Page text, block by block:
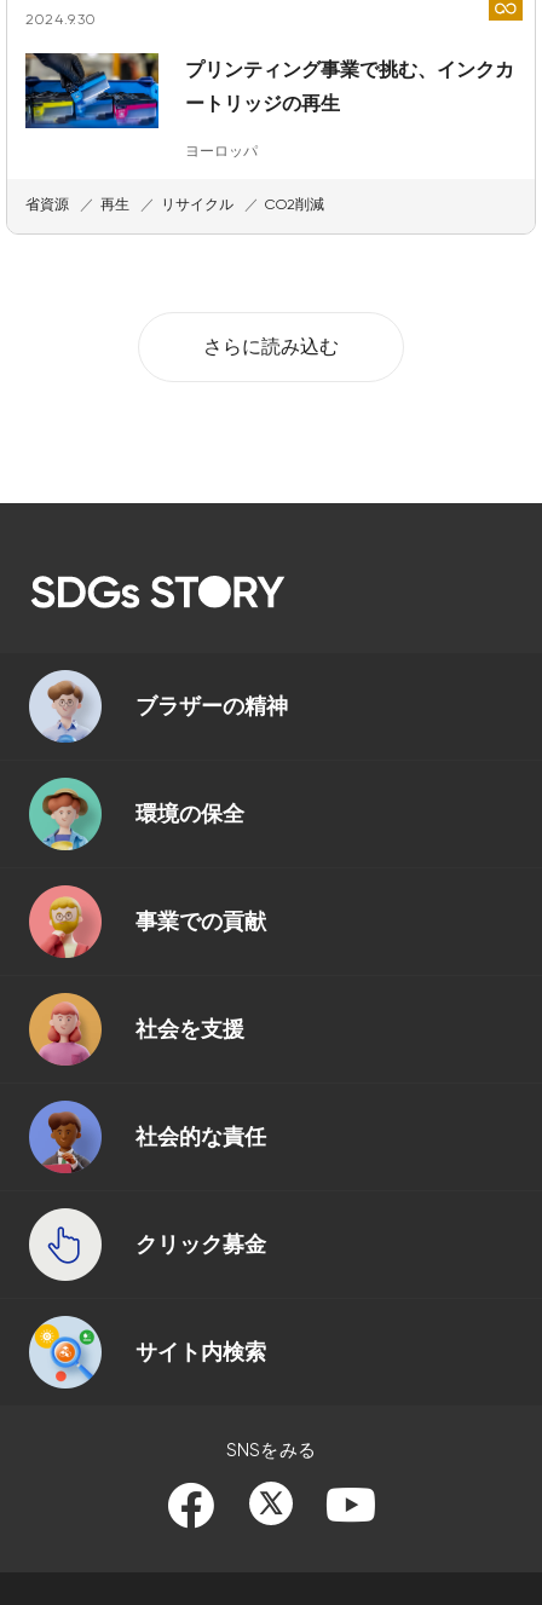
2024.9.30
プリンティング事業で挑む、インクカ
ートリッジの再生
ヨーロッパ
省資源 再生 リサイクル CO2削減
さらに読み込む
ブラザーの精神
環境の保全
事業での貢献
社会を支援
社会的な責任
クリック募金
サイト内検索
SNSをみる